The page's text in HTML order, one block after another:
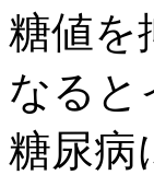
糖値を
なると
糖尿病